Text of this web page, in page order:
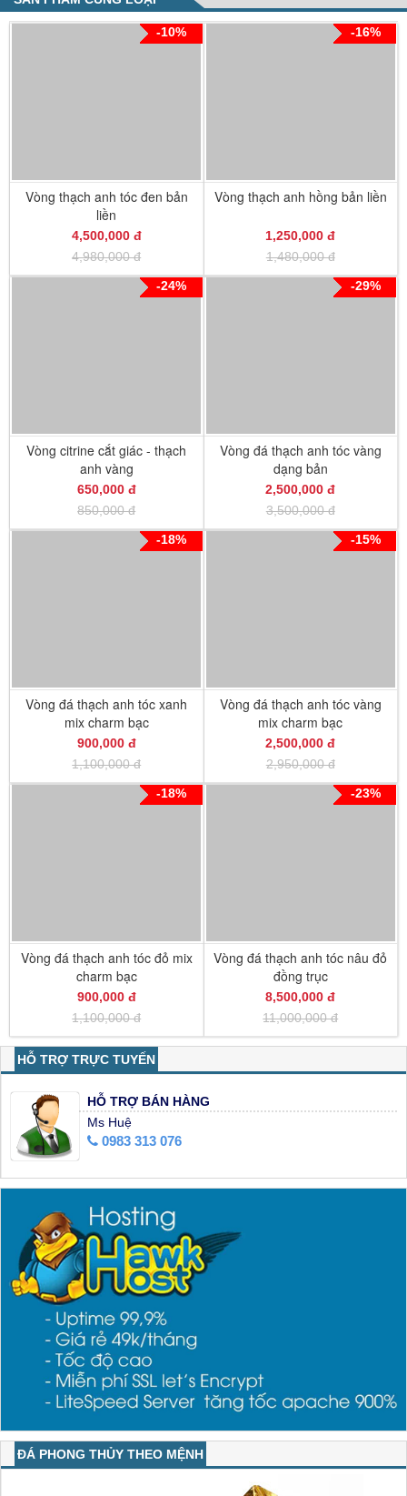
-10%
Vòng thạch anh tóc đen bản
liền
4,500,000 đ
4,980,000 đ
-16%
Vòng thạch anh hồng bản liền
1,250,000 đ
1,480,000 đ
-24%
Vòng citrine cắt giác - thạch
anh vàng
650,000 đ
850,000 đ
-29%
Vòng đá thạch anh tóc vàng
dạng bản
2,500,000 đ
3,500,000 đ
-18%
Vòng đá thạch anh tóc xanh
mix charm bạc
900,000 đ
1,100,000 đ
-15%
Vòng đá thạch anh tóc vàng
mix charm bạc
2,500,000 đ
2,950,000 đ
-18%
Vòng đá thạch anh tóc đỏ mix
charm bạc
900,000 đ
1,100,000 đ
-23%
Vòng đá thạch anh tóc nâu đỏ
đồng trục
8,500,000 đ
11,000,000 đ
HỖ TRỢ TRỰC TUYẾN
HỖ TRỢ BÁN HÀNG
Ms Huệ
0983 313 076
ĐÁ PHONG THỦY THEO MỆNH